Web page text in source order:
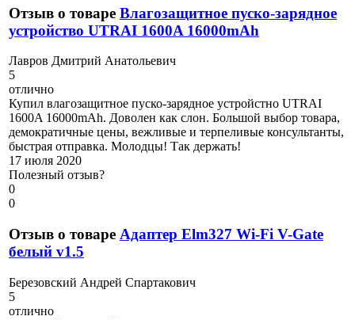
Отзыв о товаре Влагозащитное пуско-зарядное
устройство UTRAI 1600A 16000mAh
Лавров Дмитрий Анатольевич
5
отлично
Купил влагозащитное пуско-зарядное устройстно UTRAI
1600A 16000mAh. Доволен как слон. Большой выбор товара,
демократичные цены, вежливые и терпеливые консультанты,
быстрая отправка. Молодцы! Так держать!
17 июля 2020
Полезный отзыв?
0
0
Отзыв о товаре Адаптер Elm327 Wi-Fi V-Gate
белый v1.5
Березовский Андрей Спартакович
5
отлично